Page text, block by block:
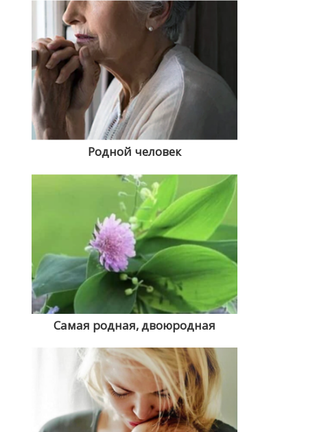
Родной человек
Самая родная, двоюродная